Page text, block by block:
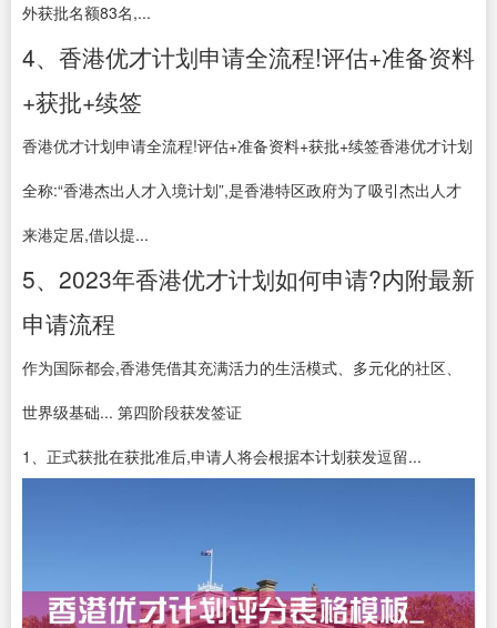
外获批名额83名,...
4、香港优才计划申请全流程!评估+准备资料
+获批+续签
香港优才计划申请全流程!评估+准备资料+获批+续签香港优才计划
全称:“香港杰出人才入境计划”,是香港特区政府为了吸引杰出人才
来港定居,借以提...
5、2023年香港优才计划如何申请?内附最新
申请流程
作为国际都会,香港凭借其充满活力的生活模式、多元化的社区、
世界级基础... 第四阶段获发签证
1、正式获批在获批准后,申请人将会根据本计划获发逗留...